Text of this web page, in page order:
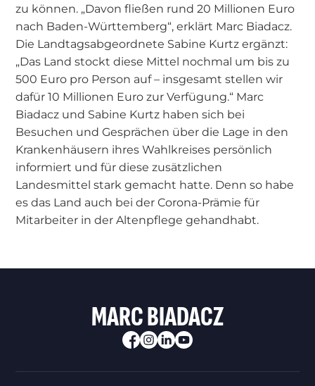
zu können. „Davon fließen rund 20 Millionen Euro
nach Baden-Württemberg“, erklärt Marc Biadacz.
Die Landtagsabgeordnete Sabine Kurtz ergänzt:
„Das Land stockt diese Mittel nochmal um bis zu
500 Euro pro Person auf – insgesamt stellen wir
dafür 10 Millionen Euro zur Verfügung.“ Marc
Biadacz und Sabine Kurtz haben sich bei
Besuchen und Gesprächen über die Lage in den
Krankenhäusern ihres Wahlkreises persönlich
informiert und für diese zusätzlichen
Landesmittel stark gemacht hatte. Denn so habe
es das Land auch bei der Corona-Prämie für
Mitarbeiter in der Altenpflege gehandhabt.
MARC BIADACZ